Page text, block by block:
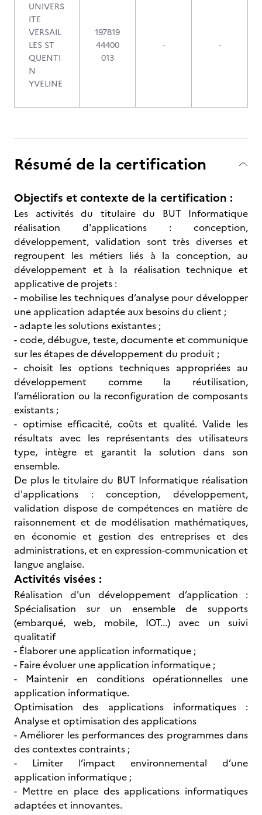
UNIVERS
ITE
VERSAIL
LES ST
QUENTI
N
YVELINE
197819
44400
013
- -
Résumé de la certification
Objectifs et contexte de la certification :
Les activités du titulaire du BUT Informatique
réalisation d'applications : conception,
développement, validation sont très diverses et
regroupent les métiers liés à la conception, au
développement et à la réalisation technique et
applicative de projets :
- mobilise les techniques d’analyse pour développer
une application adaptée aux besoins du client ;
- adapte les solutions existantes ;
- code, débugue, teste, documente et communique
sur les étapes de développement du produit ;
- choisit les options techniques appropriées au
développement comme la réutilisation,
l’amélioration ou la reconfiguration de composants
existants ;
- optimise efficacité, coûts et qualité. Valide les
résultats avec les représentants des utilisateurs
type, intègre et garantit la solution dans son
ensemble.
De plus le titulaire du BUT Informatique réalisation
d'applications : conception, développement,
validation dispose de compétences en matière de
raisonnement et de modélisation mathématiques,
en économie et gestion des entreprises et des
administrations, et en expression-communication et
langue anglaise.
Activités visées :
Réalisation d'un développement d’application :
Spécialisation sur un ensemble de supports
(embarqué, web, mobile, IOT...) avec un suivi
qualitatif
- Élaborer une application informatique ;
- Faire évoluer une application informatique ;
- Maintenir en conditions opérationnelles une
application informatique.
Optimisation des applications informatiques :
Analyse et optimisation des applications
- Améliorer les performances des programmes dans
des contextes contraints ;
- Limiter l’impact environnemental d’une
application informatique ;
- Mettre en place des applications informatiques
adaptées et innovantes.